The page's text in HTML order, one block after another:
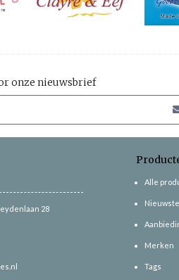
onze nieuwsbrief
28
Alle
Merken
Tags